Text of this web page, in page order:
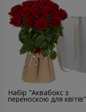
Набір "Аквабокс з
переноскою для квітів"